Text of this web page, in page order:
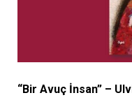
“Bir Avuç İnsan” –